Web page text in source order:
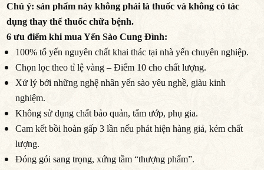
Chú ý: sản phẩm này không phải là thuốc và không có tác
dụng thay thế thuốc chữa bệnh.
6 ưu điểm khi mua Yến Sào Cung Đình:
100% tổ yến nguyên chất khai thác tại nhà yến chuyên nghiệp.
Chọn lọc theo tỉ lệ vàng – Điểm 10 cho chất lượng.
Xử lý bởi những nghệ nhân yến sào yêu nghề, giàu kinh
nghiệm.
Không sử dụng chất bảo quản, tẩm ướp, phụ gia.
Cam kết bồi hoàn gấp 3 lần nếu phát hiện hàng giả, kém chất
lượng.
Đóng gói sang trọng, xứng tầm “thượng phẩm”.